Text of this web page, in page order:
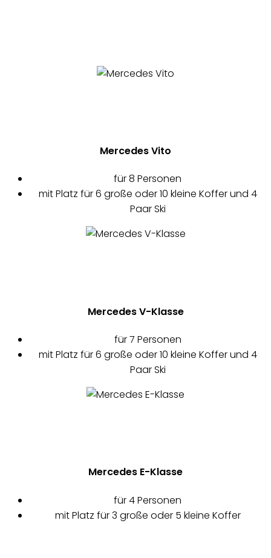
Mercedes Vito
für 8 Personen
mit Platz für 6 große oder 10 kleine Koffer und 4
Paar Ski
Mercedes V-Klasse
für 7 Personen
mit Platz für 6 große oder 10 kleine Koffer und 4
Paar Ski
Mercedes E-Klasse
für 4 Personen
mit Platz für 3 große oder 5 kleine Koffer